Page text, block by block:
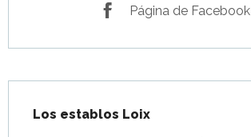
Página de Facebook
Los establos Loix